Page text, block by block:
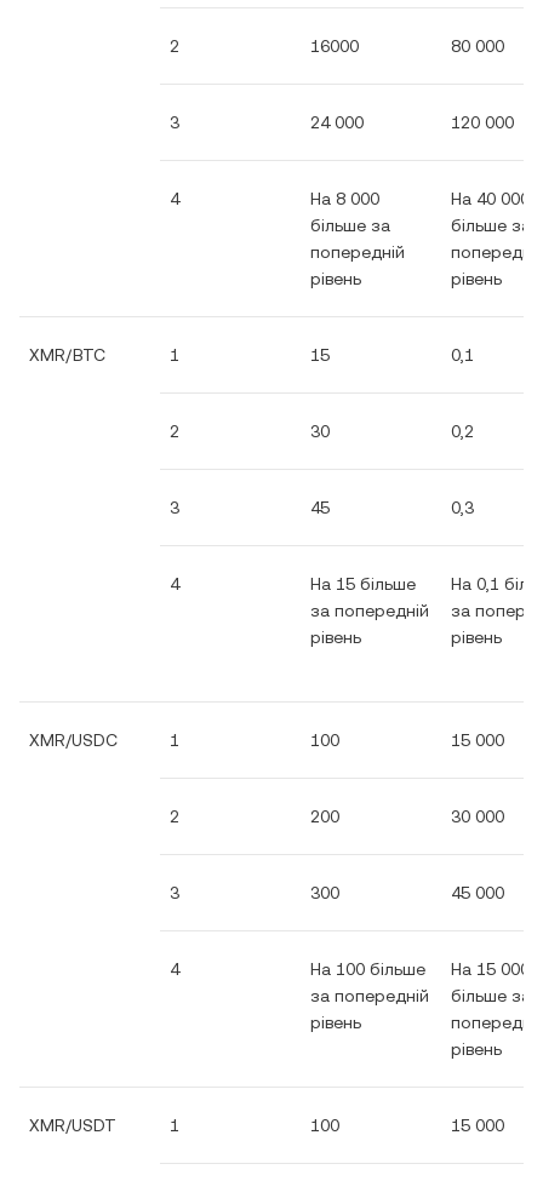
2 16000 80 000
3 24 000 120 000
4
На 8 000
більше за
попередній
рівень
На 40 000
більше за
рівень
XMR/BTC 1 15 0,1
2 30 0,2
3 45 0,3
4
На 15 більше
за попередній
рівень
На 0,1
за
рівень
XMR/USDC 1 100 15 000
2 200 30 000
3 300 45 000
4
На 100 більше
за попередній
рівень
На 15 000
більше за
рівень
XMR/USDT 1 100 15 000